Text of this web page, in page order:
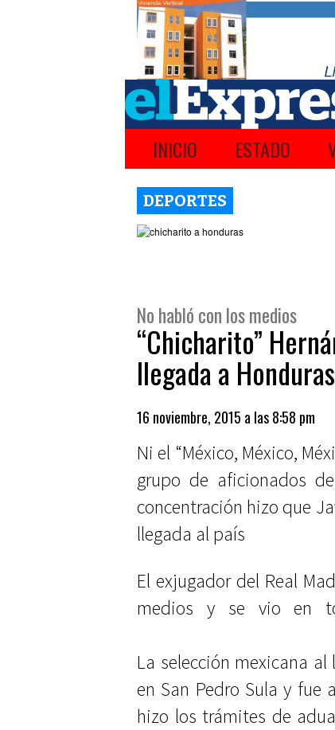
INICIO ESTADO
DEPORTES
No habló con los medios
“Chicharito”
llegada a Honduras
16 noviembre, 2015 a las 8:58 pm
Ni el “México, México,
grupo de aficionados
concentración hizo que
llegada al país
El exjugador del Real
medios y se vio en
La selección mexicana
en San Pedro Sula y
hizo los trámites de